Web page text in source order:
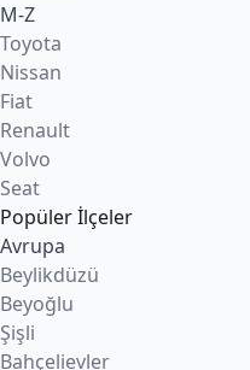
M-Z
Toyota
Nissan
Fiat
Renault
Volvo
Seat
Popüler İlçeler
Avrupa
Beylikdüzü
Beyoğlu
Şişli
Bahçelievler